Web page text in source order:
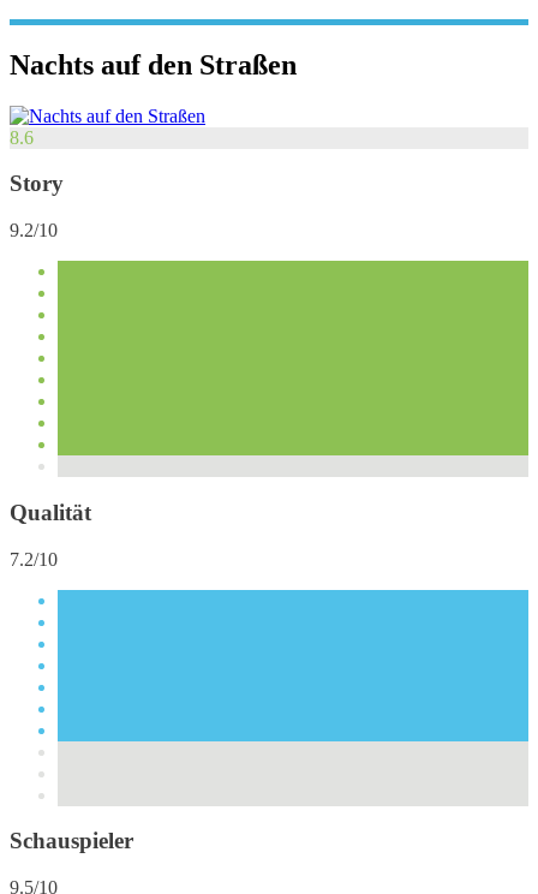
Nachts auf den Straßen
8.6
Story
9.2/10
Qualität
7.2/10
Schauspieler
9.5/10